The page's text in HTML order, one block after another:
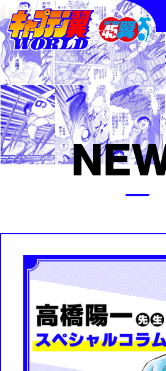
TOP
CHARACTER
SERIES
TO THE WORLD
NEWS